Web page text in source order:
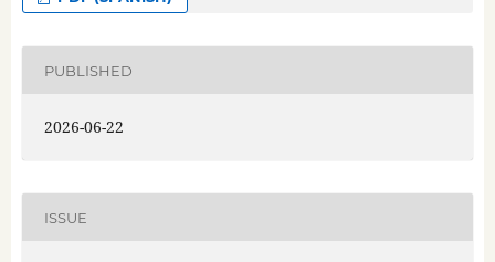
PUBLISHED
2026-06-22
ISSUE